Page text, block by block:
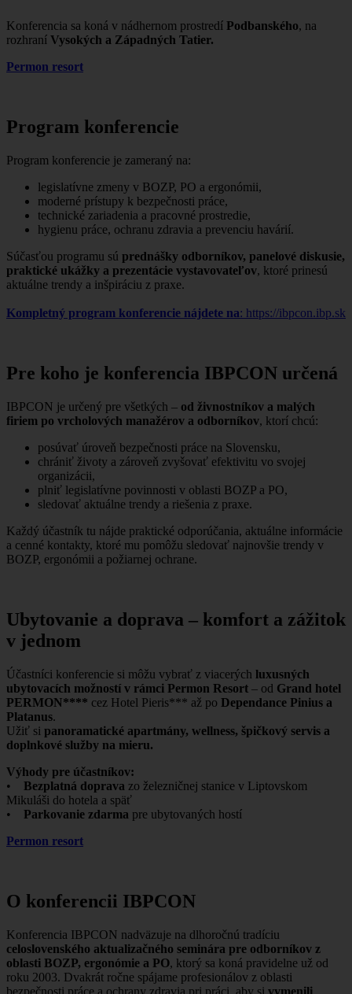
Konferencia sa koná v nádhernom prostredí Podbanského, na
rozhraní Vysokých a Západných Tatier.
Permon resort
Program konferencie
Program konferencie je zameraný na:
legislatívne zmeny v BOZP, PO a ergonómii,
moderné prístupy k bezpečnosti práce,
technické zariadenia a pracovné prostredie,
hygienu práce, ochranu zdravia a prevenciu havárií.
Súčasťou programu sú prednášky odborníkov, panelové diskusie,
praktické ukážky a prezentácie vystavovateľov, ktoré prinesú
aktuálne trendy a inšpiráciu z praxe.
Kompletný program konferencie nájdete na: https://ibpcon.ibp.sk
Pre koho je konferencia IBPCON určená
IBPCON je určený pre všetkých – od živnostníkov a malých
firiem po vrcholových manažérov a odborníkov, ktorí chcú:
posúvať úroveň bezpečnosti práce na Slovensku,
chrániť životy a zároveň zvyšovať efektivitu vo svojej
organizácii,
plniť legislatívne povinnosti v oblasti BOZP a PO,
sledovať aktuálne trendy a riešenia z praxe.
Každý účastník tu nájde praktické odporúčania, aktuálne informácie
a cenné kontakty, ktoré mu pomôžu sledovať najnovšie trendy v
BOZP, ergonómii a požiarnej ochrane.
Ubytovanie a doprava – komfort a zážitok
v jednom
Účastníci konferencie si môžu vybrať z viacerých luxusných
ubytovacích možností v rámci Permon Resort – od Grand hotel
PERMON**** cez Hotel Pieris*** až po Dependance Pinius a
Platanus.
Užiť si panoramatické apartmány, wellness, špičkový servis a
doplnkové služby na mieru.
Výhody pre účastníkov:
• Bezplatná doprava zo železničnej stanice v Liptovskom
Mikuláši do hotela a späť
• Parkovanie zdarma pre ubytovaných hostí
Permon resort
O konferencii IBPCON
Konferencia IBPCON nadväzuje na dlhoročnú tradíciu
celoslovenského aktualizačného seminára pre odborníkov z
oblasti BOZP, ergonómie a PO, ktorý sa koná pravidelne už od
roku 2003. Dvakrát ročne spájame profesionálov z oblasti
bezpečnosti práce a ochrany zdravia pri práci, aby si vymenili